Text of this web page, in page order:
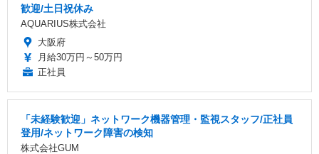
歓迎/土日祝休み
AQUARIUS株式会社
大阪府
月給30万円～50万円
正社員
「未経験歓迎」ネットワーク機器管理・監視スタッフ/正社員
登用/ネットワーク障害の検知
株式会社GUM